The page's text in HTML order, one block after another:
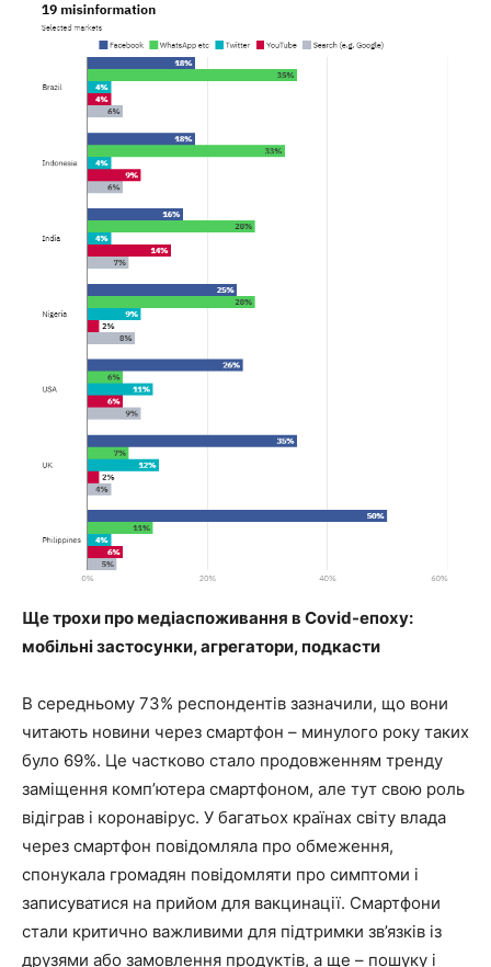
Ще трохи про медіаспоживання в Covid-епоху:
мобільні застосунки, агрегатори, подкасти
В середньому 73% респондентів зазначили, що вони
читають новини через смартфон – минулого року таких
було 69%. Це частково стало продовженням тренду
заміщення комп’ютера смартфоном, але тут свою роль
відіграв і коронавірус. У багатьох країнах світу влада
через смартфон повідомляла про обмеження,
спонукала громадян повідомляти про симптоми і
записуватися на прийом для вакцинації. Смартфони
стали критично важливими для підтримки зв’язків із
друзями або замовлення продуктів, а ще – пошуку і